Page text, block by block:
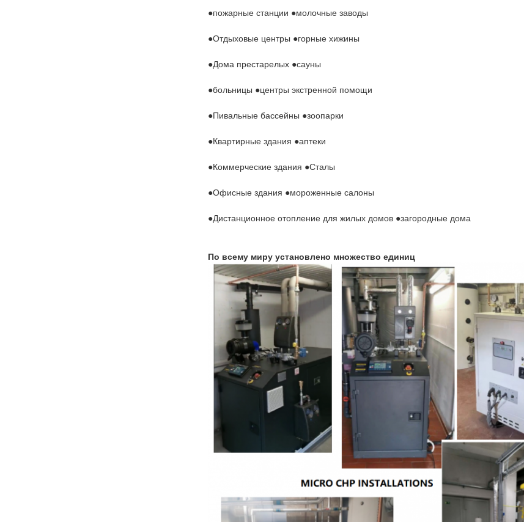
●пожарные станции ●молочные заводы
●Отдыховые центры ●горные хижины
●Дома престарелых ●сауны
●больницы ●центры экстренной помощи
●Пивальные бассейны ●зоопарки
●Квартирные здания ●аптеки
●Коммерческие здания ●Сталы
●Офисные здания ●мороженные салоны
●Дистанционное отопление для жилых домов ●загородные дома
По всему миру установлено множество единиц